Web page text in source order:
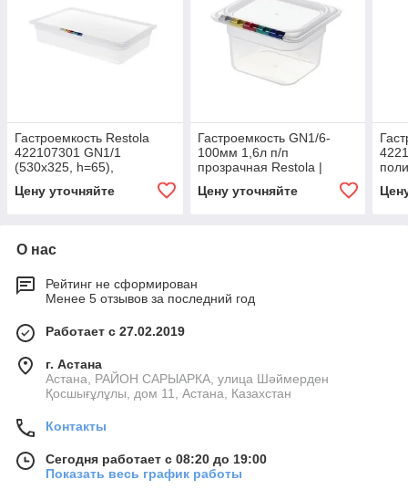
Гастроемкость Restola
422107301 GN1/1
(530x325, h=65),
Цену уточняйте
Гастроемкость GN1/6-
100мм 1,6л п/п
прозрачная Restola |
Цену уточняйте
О нас
Рейтинг не сформирован
Менее 5 отзывов за последний год
Работает с 27.02.2019
г. Астана
Астана, РАЙОН САРЫАРКА, улица Шәймерден
Қосшығұлұлы, дом 11, Астана, Казахстан
Контакты
Сегодня работает с 08:20 до 19:00
Показать весь график работы